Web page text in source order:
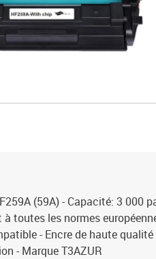
(59A) - Capacité: 3 000
à toutes les normes
- Encre de haute
- Marque T3AZUR